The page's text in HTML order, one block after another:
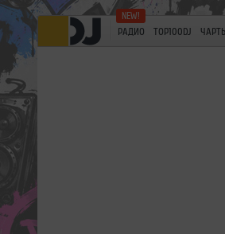
РАДИО TOP100DJ